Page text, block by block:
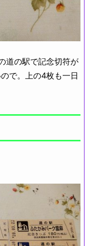
道の駅で記念切符が
で。上の4枚も一日